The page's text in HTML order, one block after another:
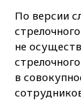
По версии
не
в